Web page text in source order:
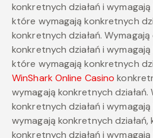
konkretnych działań i
które wymagają konkretnych
konkretnych działań.
konkretnych działań i
które wymagają konkretnych
WinShark Online Casino
wymagają konkretnych
konkretnych działań i
wymagają konkretnych
konkretnych działań i